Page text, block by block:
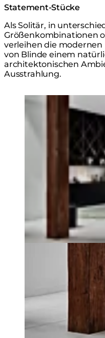
Statement-Stücke
Als Solitär, in
Größenkombinationen
verleihen die modernen
von Blinde einem
architektonischen
Ausstrahlung.
Loading image...